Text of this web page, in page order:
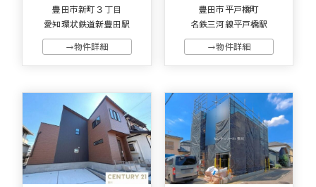
豊田市新町３丁目
愛知環状鉄道新豊田駅
→物件詳細
豊田市平戸橋町
名鉄三河線平戸橋駅
→物件詳細